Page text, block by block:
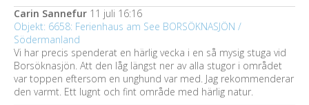
Carin Sannefur 11 juli 16:16
Objekt: 6658: Ferienhaus am See BORSÖKNASJÖN /
Södermanland
Vi har precis spenderat en härlig vecka i en så mysig stuga vid
Borsöknasjön. Att den låg längst ner av alla stugor i området
var toppen eftersom en unghund var med. Jag rekommenderar
den varmt. Ett lugnt och fint område med härlig natur.